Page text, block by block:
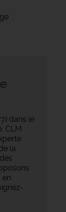
dans le
CLM
la
en